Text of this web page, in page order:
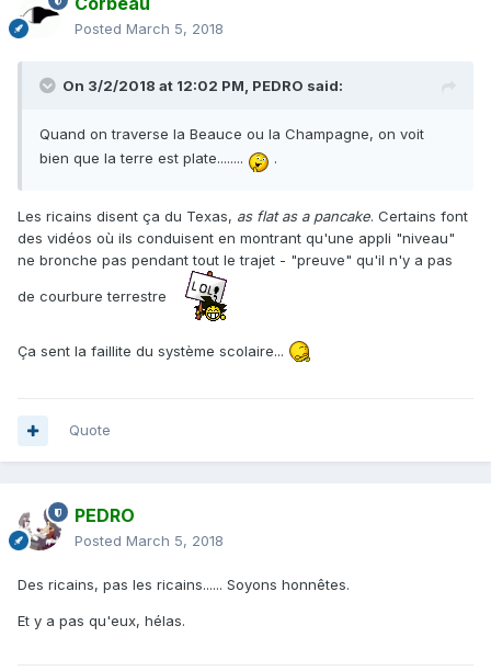
Posted March 5, 2018
On 3/2/2018 at 12:02 PM, PEDRO said:
Quand on traverse la Beauce ou la Champagne, on voit
bien que la terre est plate........
.
Les ricains disent ça du Texas, as flat as a pancake. Certains font
des vidéos où ils conduisent en montrant qu'une appli "niveau"
ne bronche pas pendant tout le trajet - "preuve" qu'il n'y a pas
de courbure terrestre
Ça sent la faillite du système scolaire...
Quote
PEDRO
Posted March 5, 2018
Des ricains, pas les ricains...... Soyons honnêtes.
Et y a pas qu'eux, hélas.